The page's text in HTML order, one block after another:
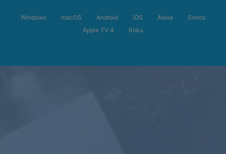
Windows macOS Android iOS Alexa
Sonos
Apple TV 4
Roku